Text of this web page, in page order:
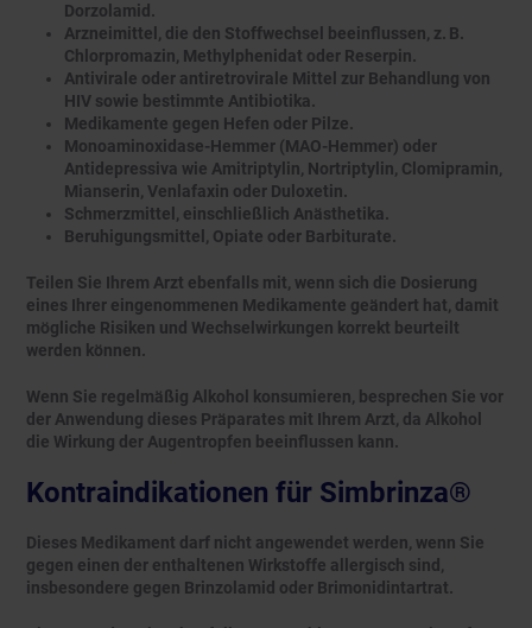
Dorzolamid.
Arzneimittel, die den Stoffwechsel beeinflussen, z. B.
Chlorpromazin, Methylphenidat oder Reserpin.
Antivirale oder antiretrovirale Mittel zur Behandlung von
HIV sowie bestimmte Antibiotika.
Medikamente gegen Hefen oder Pilze.
Monoaminoxidase-Hemmer (MAO-Hemmer) oder
Antidepressiva wie Amitriptylin, Nortriptylin, Clomipramin,
Mianserin, Venlafaxin oder Duloxetin.
Schmerzmittel, einschließlich Anästhetika.
Beruhigungsmittel, Opiate oder Barbiturate.
Teilen Sie Ihrem Arzt ebenfalls mit, wenn sich die Dosierung
eines Ihrer eingenommenen Medikamente geändert hat, damit
mögliche Risiken und Wechselwirkungen korrekt beurteilt
werden können.
Wenn Sie regelmäßig Alkohol konsumieren, besprechen Sie vor
der Anwendung dieses Präparates mit Ihrem Arzt, da Alkohol
die Wirkung der Augentropfen beeinflussen kann.
Kontraindikationen für Simbrinza®
Dieses Medikament darf nicht angewendet werden, wenn Sie
gegen einen der enthaltenen Wirkstoffe allergisch sind,
insbesondere gegen Brinzolamid oder Brimonidintartrat.